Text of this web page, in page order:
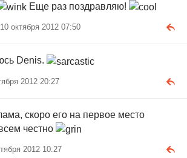
Еще раз поздравляю!
10 октября 2012 07:50
Denis.
2012 20:27
скоро его на первое место
честно
2012 10:27